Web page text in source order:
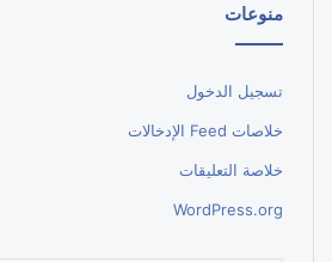
منوعات
تسجيل الدخول
خلاصات Feed الإدخالات
خلاصة التعليقات
WordPress.org